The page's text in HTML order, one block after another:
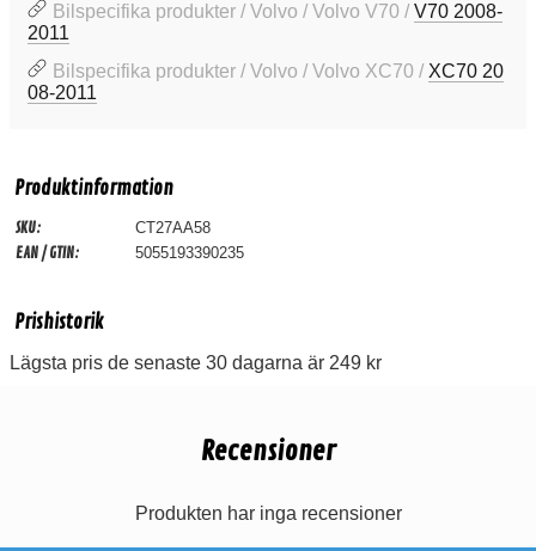
Bilspecifika produkter / Volvo / Volvo V70 /V70 2008-
2011
Bilspecifika produkter / Volvo / Volvo XC70 / XC70 20
08-2011
Produktinformation
SKU: CT27AA58
EAN / GTIN: 5055193390235
Prishistorik
Lägsta pris de senaste 30 dagarna är 249 kr
Recensioner
Produkten har inga recensioner